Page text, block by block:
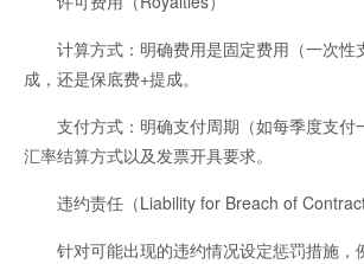
计算方式：明确费用是固定费用（一次性
成，还是保底费+提成。
支付方式：明确支付周期（如每季度支付
汇率结算方式以及发票开具要求。
违约责任（Liability for Breach of Contract
针对可能出现的违约情况设定惩罚措施，